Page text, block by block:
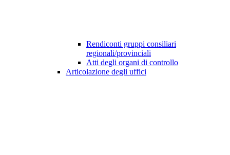
Rendiconti gruppi consiliari
regionali/provinciali
Atti degli organi di controllo
Articolazione degli uffici